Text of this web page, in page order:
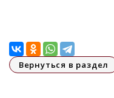
Вернуться в раздел